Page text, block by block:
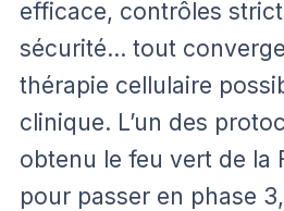
efficace, contrôles
sécurité… tout
thérapie cellulaire
clinique. L’un des
obtenu le feu vert de la
pour passer en phase